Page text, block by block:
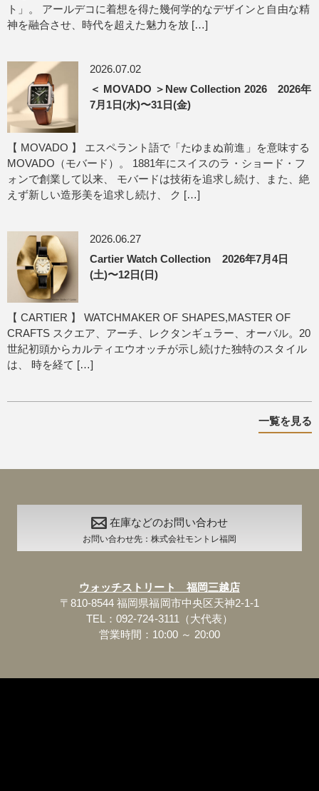
ト」。 アールデコに着想を得た幾何学的なデザインと自由な精
神を融合させ、時代を超えた魅力を放 […]
2026.07.02
＜ MOVADO ＞New Collection 2026 2026年
7月1日(水)〜31日(金)
【 MOVADO 】 エスペラント語で「たゆまぬ前進」を意味する
MOVADO（モバード）。 1881年にスイスのラ・ショード・フ
ォンで創業して以来、 モバードは技術を追求し続け、また、絶
えず新しい造形美を追求し続け、 ク […]
2026.06.27
Cartier Watch Collection 2026年7月4日
(土)〜12日(日)
【 CARTIER 】 WATCHMAKER OF SHAPES,MASTER OF
CRAFTS スクエア、アーチ、レクタンギュラー、オーバル。20
世紀初頭からカルティエウオッチが示し続けた独特のスタイル
は、 時を経て […]
一覧を見る
在庫などのお問い合わせ
お問い合わせ先：株式会社モントレ福岡
ウォッチストリート 福岡三越店
〒810-8544 福岡県福岡市中央区天神2-1-1
TEL：092-724-3111（大代表）
営業時間：10:00 ～ 20:00